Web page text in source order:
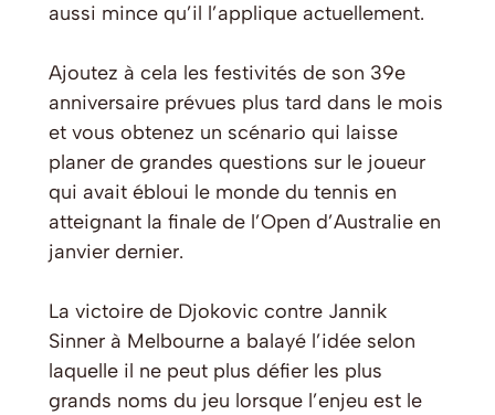
aussi mince qu’il l’applique actuellement.
Ajoutez à cela les festivités de son 39e
anniversaire prévues plus tard dans le mois
et vous obtenez un scénario qui laisse
planer de grandes questions sur le joueur
qui avait ébloui le monde du tennis en
atteignant la finale de l’Open d’Australie en
janvier dernier.
La victoire de Djokovic contre Jannik
Sinner à Melbourne a balayé l’idée selon
laquelle il ne peut plus défier les plus
grands noms du jeu lorsque l’enjeu est le